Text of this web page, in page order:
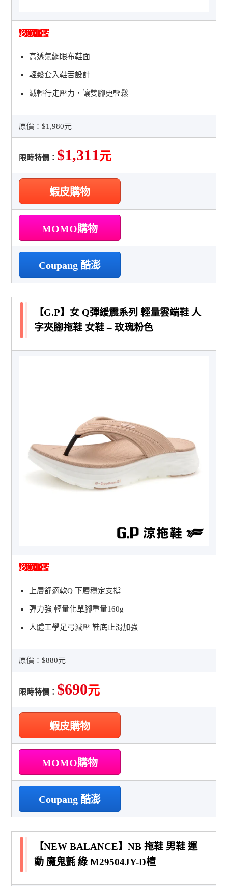
必買重點
高透氣網眼布鞋面
輕鬆套入鞋舌設計
減輕行走壓力，讓雙腳更輕鬆
原價：$1,980元
限時特價： $1,311元
蝦皮購物
MOMO購物
Coupang 酷澎
【G.P】女 Q彈緩震系列 輕量雲端鞋 人
字夾腳拖鞋 女鞋 – 玫瑰粉色
必買重點
上層舒適軟Q 下層穩定支撐
彈力強 輕量化單腳重量160g
人體工學足弓減壓 鞋底止滑加強
原價：$880元
限時特價： $690元
蝦皮購物
MOMO購物
Coupang 酷澎
【NEW BALANCE】NB 拖鞋 男鞋 運
動 魔鬼氈 綠 M29504JY-D楦